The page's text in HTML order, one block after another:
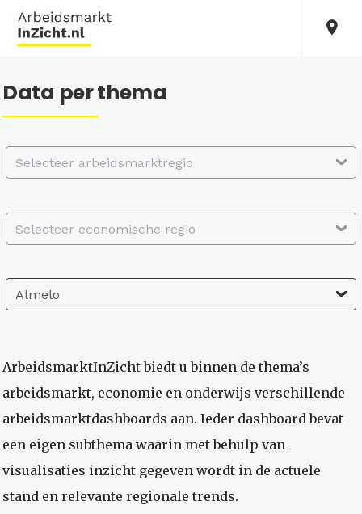
Data per thema
Selecteer arbeidsmarktregio
Selecteer economische regio
Almelo
ArbeidsmarktInZicht biedt u binnen de thema’s
arbeidsmarkt, economie en onderwijs verschillende
arbeidsmarktdashboards aan. Ieder dashboard bevat
een eigen subthema waarin met behulp van
visualisaties inzicht gegeven wordt in de actuele
stand en relevante regionale trends.